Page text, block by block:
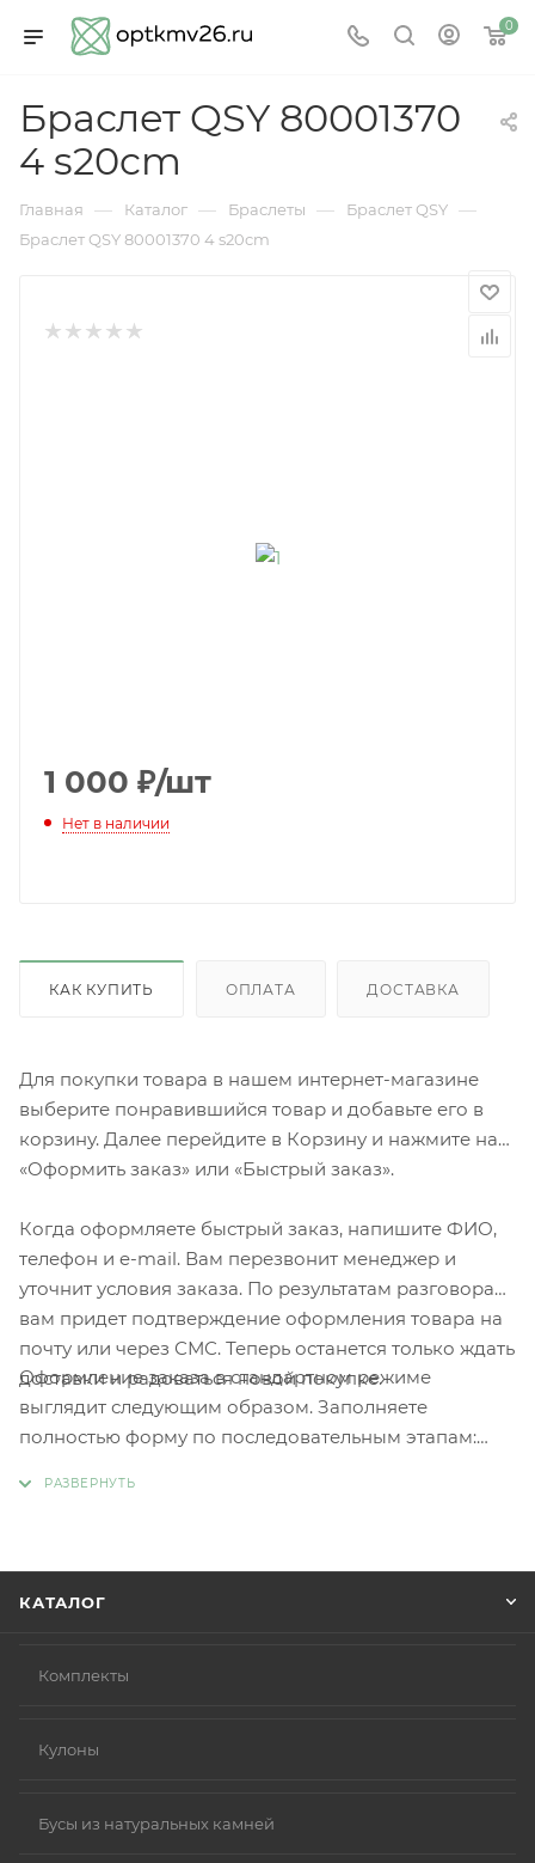
0
Браслет QSY 80001370
4 s20cm
Главная — Каталог — Браслеты — Браслет QSY —
Браслет QSY 80001370 4 s20cm
1 000 ₽/шт
Нет в наличии
КАК КУПИТЬ ОПЛАТА ДОСТАВКА
Для покупки товара в нашем интернет-магазине
выберите понравившийся товар и добавьте его в
корзину. Далее перейдите в Корзину и нажмите на
«Оформить заказ» или «Быстрый заказ».
Когда оформляете быстрый заказ, напишите ФИО,
телефон и e-mail. Вам перезвонит менеджер и
уточнит условия заказа. По результатам разговора
вам придет подтверждение оформления товара на
почту или через СМС. Теперь останется только ждать
доставки и радоваться новой покупке.
Оформление заказа в стандартном режиме
выглядит следующим образом. Заполняете
полностью форму по последовательным этапам:
КАТАЛОГ
Комплекты
Кулоны
Бусы из натуральных камней